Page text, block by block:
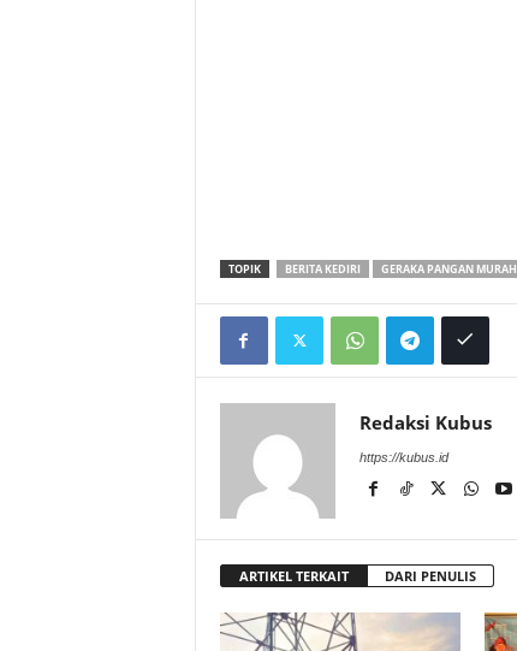
TOPIK BERITA KEDIRI GERAKA PANGAN MURAH
Redaksi Kubus
https://kubus.id
ARTIKEL TERKAIT DARI PENULIS